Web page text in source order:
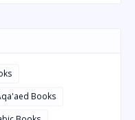
Books